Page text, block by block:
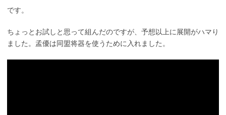
です。
ちょっとお試しと思って組んだのですが、予想以上に展開がハマり
ました。孟優は同盟将器を使うために入れました。